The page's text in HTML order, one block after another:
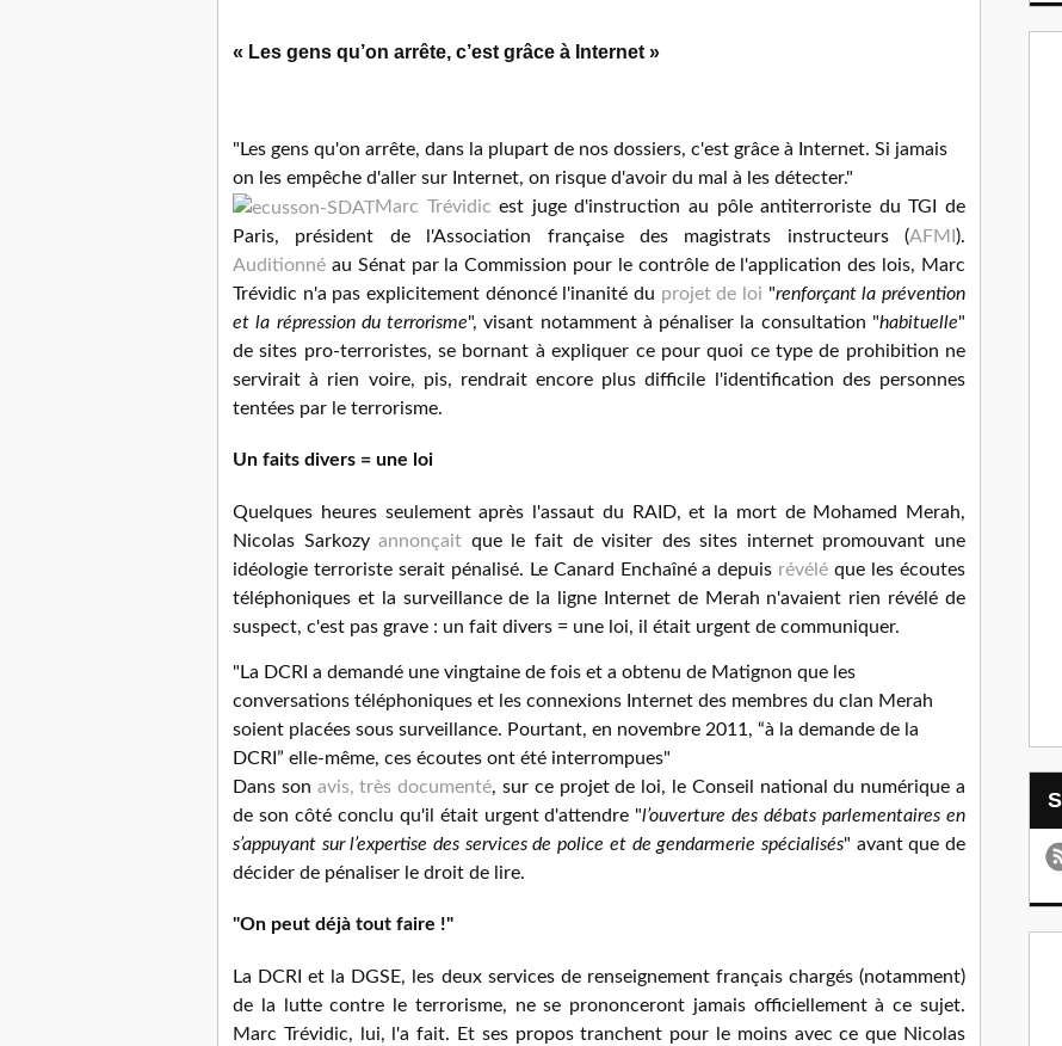
« Les gens qu’on arrête, c’est grâce à Internet »
"Les gens qu'on arrête, dans la plupart de nos dossiers, c'est grâce à Internet. Si jamais
on les empêche d'aller sur Internet, on risque d'avoir du mal à les détecter."
Marc Trévidic est juge d'instruction au pôle antiterroriste du TGI de
Paris, président de l'Association française des magistrats instructeurs (AFMI ).
Auditionné au Sénat par la Commission pour le contrôle de l'application des lois, Marc
Trévidic n'a pas explicitement dénoncé l'inanité du projet de loi "renforçant la prévention
et la répression du terrorisme", visant notamment à pénaliser la consultation "habituelle"
de sites pro-terroristes, se bornant à expliquer ce pour quoi ce type de prohibition ne
servirait à rien voire, pis, rendrait encore plus difficile l'identification des personnes
tentées par le terrorisme.
Un faits divers = une loi
Quelques heures seulement après l'assaut du RAID, et la mort de Mohamed Merah,
Nicolas Sarkozyannonçait que le fait de visiter des sites internet promouvant une
idéologie terroriste serait pénalisé. Le Canard Enchaîné a depuis révélé que les écoutes
téléphoniques et la surveillance de la ligne Internet de Merah n'avaient rien révélé de
suspect, c'est pas grave : un fait divers = une loi, il était urgent de communiquer.
"La DCRI a demandé une vingtaine de fois et a obtenu de Matignon que les
conversations téléphoniques et les connexions Internet des membres du clan Merah
soient placées sous surveillance. Pourtant, en novembre 2011, “à la demande de la
DCRI” elle-même, ces écoutes ont été interrompues"
Dans son avis, très documenté, sur ce projet de loi, le Conseil national du numérique a
de son côté conclu qu'il était urgent d'attendre "l’ouverture des débats parlementaires en
s’appuyant sur l’expertise des services de police et de gendarmerie spécialisés" avant que de
décider de pénaliser le droit de lire.
"On peut déjà tout faire !"
La DCRI et la DGSE, les deux services de renseignement français chargés (notamment)
de la lutte contre le terrorisme, ne se prononceront jamais officiellement à ce sujet.
Marc Trévidic, lui, l'a fait. Et ses propos tranchent pour le moins avec ce que Nicolas